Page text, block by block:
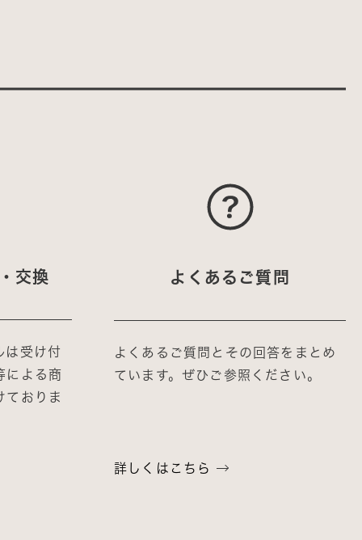
交換
は受け付
による商
ておりま
よくあるご質問
よくあるご質問とその回答をまとめ
ています。ぜひご参照ください。
詳しくはこちら